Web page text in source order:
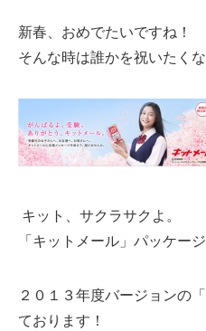
新春、おめでたいですね！
そんな時は誰かを祝いたくな
キット、サクラサクよ。
「キットメール」パッケージ
２０１３年度バージョンの
ております！